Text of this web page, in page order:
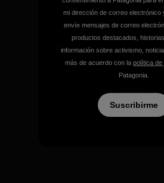
Visita Worn
Destinamos
mi dirección de correo electrónico
envíe mensajes de correo
productos destacados, historias
información sobre activismo,
más de acuerdo con la política de
Patagonia.
Suscribirme